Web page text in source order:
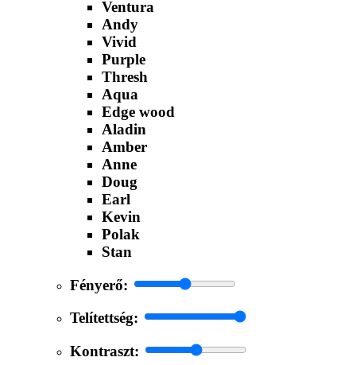
Ventura
Andy
Vivid
Purple
Thresh
Aqua
Edge wood
Aladin
Amber
Anne
Doug
Earl
Kevin
Polak
Stan
Fényerő:
Telítettség:
Kontraszt: